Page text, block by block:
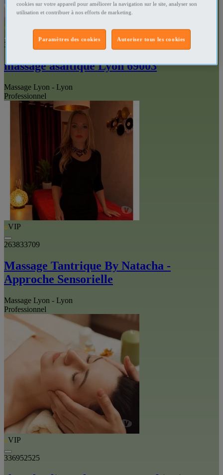
328137984
massage asaitique Lyon 69003
Massage Lyon - Lyon
Professionnel
VIP
263833709
Massage Tantrique By Natacha -
Approche Sensorielle
Massage Lyon - Lyon
Professionnel
VIP
336952525
cookies sur votre appareil pour améliorer la navigation sur le site, analyser son
utilisation et contribuer à nos efforts de marketing.
Autoriser tous les cookies
Paramètres des cookies